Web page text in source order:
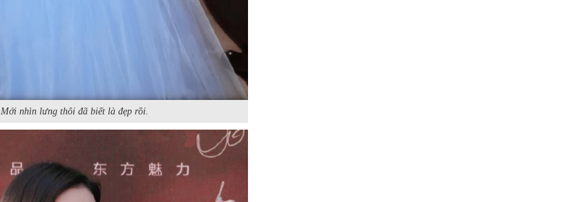
Mới nhìn lưng thôi đã biết là đẹp rồi.